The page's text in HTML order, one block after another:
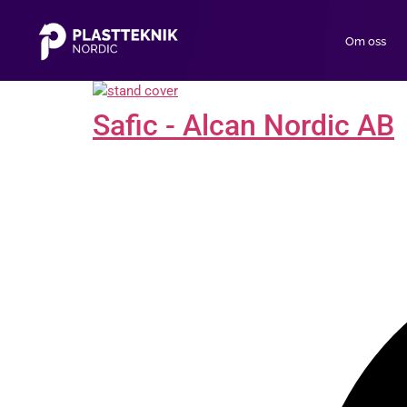
Om oss
Safic - Alcan Nordic AB